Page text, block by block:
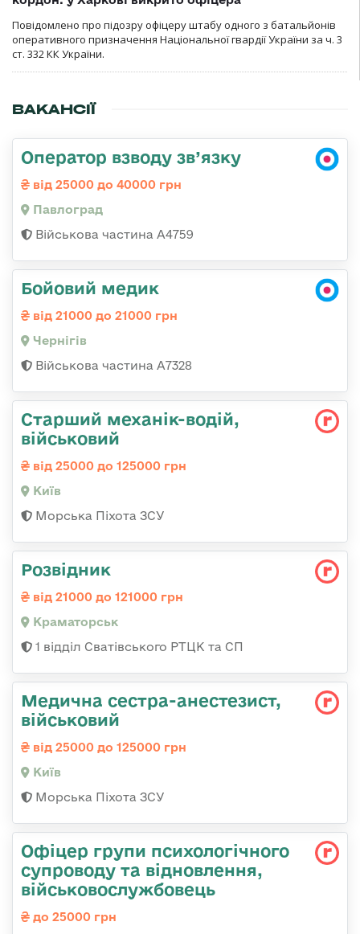
Повідомлено про підозру офіцеру штабу одного з батальйонів
оперативного призначення Національної гвардії України за ч. 3
ст. 332 КК України.
ВАКАНСІЇ
Оператор взводу зв’язку
від 25000 до 40000 грн
Павлоград
Військова частина А4759
Бойовий медик
від 21000 до 21000 грн
Чернігів
Військова частина А7328
Стаpший механік-водій,
військовий
від 25000 до 125000 грн
Київ
Морська Піхота ЗСУ
Розвідник
від 21000 до 121000 грн
Краматорськ
1 відділ Сватівського РТЦК та СП
Медична сестpа-анестезист,
військовий
від 25000 до 125000 грн
Київ
Морська Піхота ЗСУ
Офіцер групи психологічного
супроводу та відновлення,
військовослужбовець
до 25000 грн